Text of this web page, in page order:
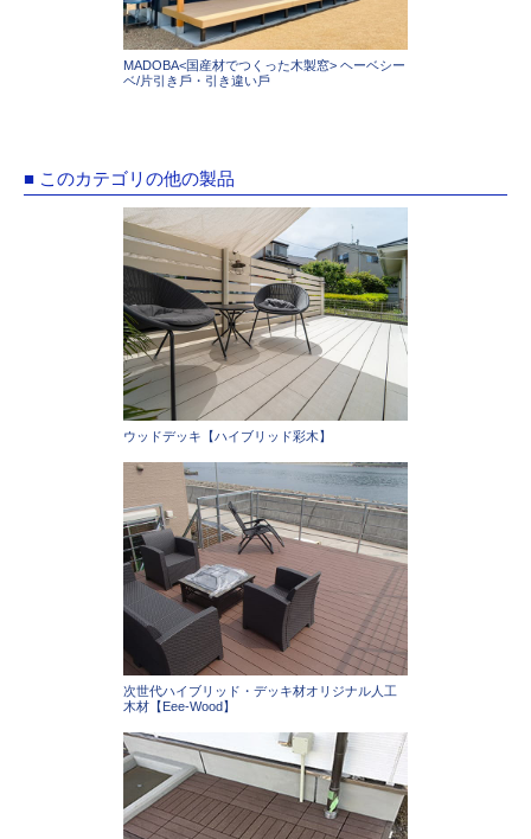
MADOBA<国産材でつくった木製窓> ヘーベシー
ベ/片引き⼾・引き違い⼾
■ このカテゴリの他の製品
ウッドデッキ【ハイブリッド彩木】
次世代ハイブリッド・デッキ材オリジナル人工
木材【Eee-Wood】